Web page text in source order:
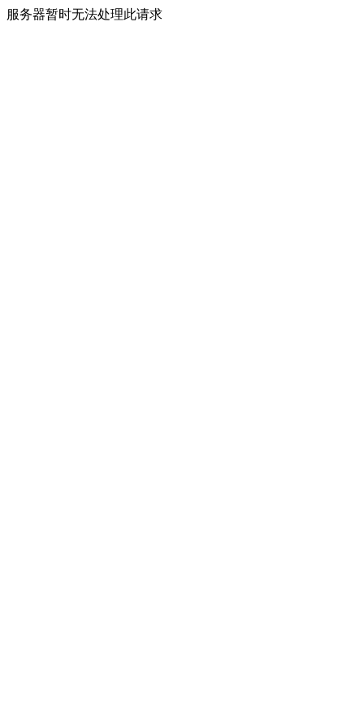
服务器暂时无法处理此请求